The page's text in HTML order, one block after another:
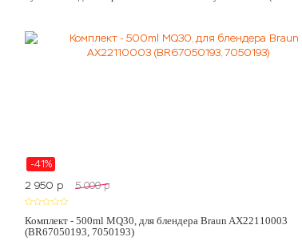
-41%
2 950 p 5 000 p
Комплект - 500ml MQ30, для блендера Braun AX22110003
(BR67050193, 7050193)